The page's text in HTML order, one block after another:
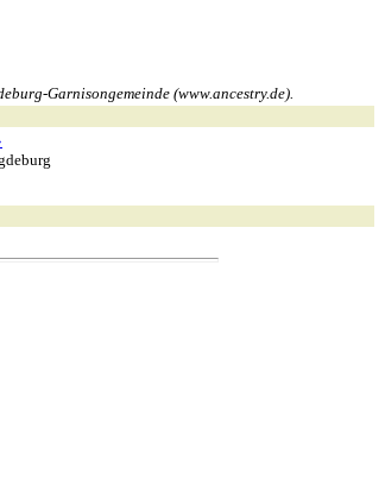
Garnisongemeinde (www.ancestry.de).